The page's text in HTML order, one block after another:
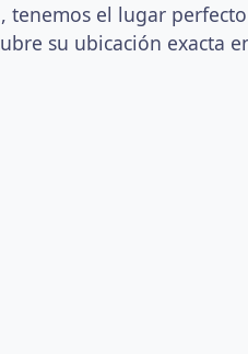
el lugar
su ubicación exacta